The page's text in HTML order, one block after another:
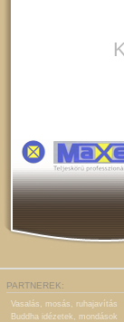
PARTNEREK:
Vasalás, mosás, ruhajavítás
Buddha idézetek, mondások